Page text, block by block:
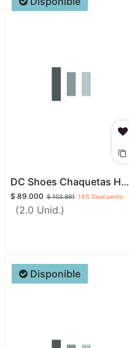
DC Shoes Chaquetas Hombres Garage Jkt
$ 89.000 $103.891 14% Descuento
(2.0 Unid.)
Disponible